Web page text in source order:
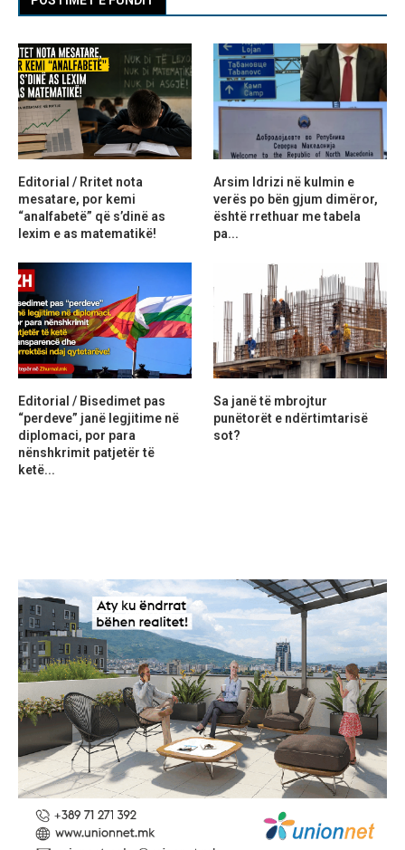
Editorial / Rritet nota
mesatare, por kemi
“analfabetë” që s’dinë as
lexim e as matematikë!
Arsim Idrizi në kulmin e
verës po bën gjum dimëror,
është rrethuar me tabela
pa...
Editorial / Bisedimet pas
“perdeve” janë legjitime në
diplomaci, por para
nënshkrimit patjetër të
ketë...
Sa janë të mbrojtur
punëtorët e ndërtimtarisë
sot?